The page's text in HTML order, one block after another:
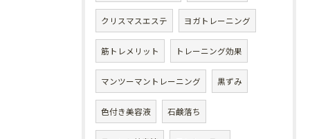
クリスマスエステ ヨガトレーニング
筋トレメリット トレーニング効果
マンツーマントレーニング 黒ずみ
色付き美容液 石鹸落ち